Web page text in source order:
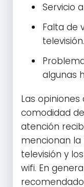
Servicio
Falta de
televisión.
algunas
Las
comodidad
atención
mencionan
televisión y
wifi. En